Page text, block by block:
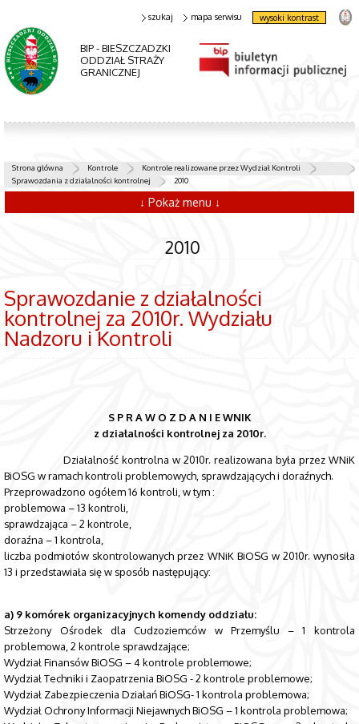
BIP - BIESZCZADZKI
ODDZIAŁ STRAŻY
GRANICZNEJ
szukaj mapa serwisu wysoki kontrast
Strona główna Kontrole
Kontrole realizowane przez Wydział Kontroli
Sprawozdania z działalności kontrolnej
2010
↓ Pokaż menu ↓
2010
Sprawozdanie z działalności
kontrolnej za 2010r. Wydziału
Nadzoru i Kontroli
S P R A W O Z D A N I E WNIK
z działalności kontrolnej za 2010r.
Działalność kontrolna w 2010r. realizowana była przez WNiK
BiOSG w ramach kontroli problemowych, sprawdzających i doraźnych.
Przeprowadzono ogółem 16 kontroli, w tym :
problemowa – 13 kontroli,
sprawdzająca – 2 kontrole,
doraźna – 1 kontrola,
liczba podmiotów skontrolowanych przez WNiK BiOSG w 2010r. wynosiła
13 i przedstawiała się w sposób następujący:
a) 9 komórek organizacyjnych komendy oddziału:
Strzeżony Ośrodek dla Cudzoziemców w Przemyślu – 1 kontrola
problemowa, 2 kontrole sprawdzające;
Wydział Finansów BiOSG – 4 kontrole problemowe;
Wydział Techniki i Zaopatrzenia BiOSG - 2 kontrole problemowe;
Wydział Zabezpieczenia Działań BiOSG- 1 kontrola problemowa;
Wydział Ochrony Informacji Niejawnych BiOSG – 1 kontrola problemowa;